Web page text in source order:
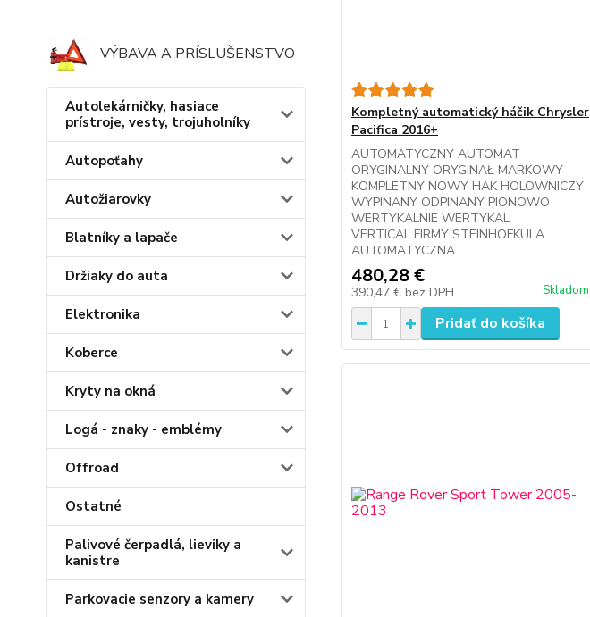
VÝBAVA A PRÍSLUŠENSTVO
Autolekárničky, hasiace
prístroje, vesty, trojuholníky
Autopoťahy
Autožiarovky
Blatníky a lapače
Držiaky do auta
Elektronika
Koberce
Kryty na okná
Logá - znaky - emblémy
Offroad
Ostatné
Palivové čerpadlá, lieviky a
kanistre
Parkovacie senzory a kamery
Kompletný automatický háčik Chrysler
Pacifica 2016+
AUTOMATYCZNY AUTOMAT
ORYGINALNY ORYGINAŁ MARKOWY
KOMPLETNY NOWY HAK HOLOWNICZY
WYPINANY ODPINANY PIONOWO
WERTYKALNIE WERTYKAL
VERTICAL FIRMY STEINHOFKULA
AUTOMATYCZNA
480,28 €
390,47 € bez DPH Skladom
Pridať do košíka